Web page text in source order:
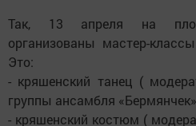
Так, 13 апреля на
организованы мастер-
Это:
- кряшенский танец (
группы ансамбля
- кряшенский костюм (